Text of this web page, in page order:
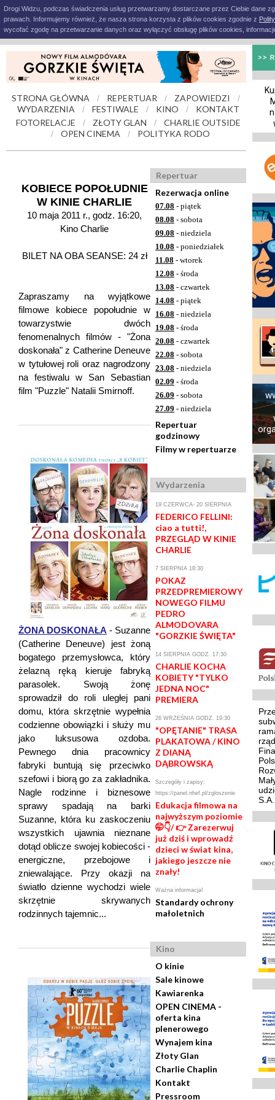
Drogi Widzu, podczas świadczenia usług przetwarzamy dostarczane przez Ciebie dane
prawach. Informujemy również, że nasza strona korzysta z plików cookies zgodnie z
wycofać zgodę na przetwarzanie danych oraz wyłączyć obsługę plików cookies,
STRONA GŁÓWNA / REPERTUAR / ZAPOWIEDZI /
WYDARZENIA / FESTIWALE / KINO /
KONTAKT
FOTORELACJE
/ ZŁOTY GLAN / CHARLIE OUTSIDE
/ OPEN CINEMA / POLITYKA RODO
KOBIECE POPOŁUDNIE
W KINIE CHARLIE
10 maja 2011 r., godz. 16:20,
Kino Charlie
BILET NA OBA SEANSE: 24 zł
Zapraszamy na wyjątkowe
filmowe kobiece popołudnie w
towarzystwie dwóch
fenomenalnych filmów - "Żona
doskonała" z Catherine Deneuve
w tytułowej roli oraz nagrodzony
na festiwalu w San Sebastian
film "Puzzle" Natalii Smirnoff.
ŻONA DOSKONAŁA - Suzanne
(Catherine Deneuve) jest żoną
bogatego przemysłowca, który
żelazną ręką kieruje fabryką
parasolek. Swoją żonę
sprowadził do roli uległej pani
domu, która skrzętnie wypełnia
codzienne obowiązki i służy mu
jako luksusowa ozdoba.
Pewnego dnia pracownicy
fabryki buntują się przeciwko
szefowi i biorą go za zakładnika.
Nagle rodzinne i biznesowe
sprawy spadają na barki
Suzanne, która ku zaskoczeniu
wszystkich ujawnia nieznane
dotąd oblicze swojej kobiecości -
energiczne, przebojowe i
zniewalające. Przy okazji na
światło dzienne wychodzi wiele
skrzętnie skrywanych
rodzinnych tajemnic...
Repertuar
Rezerwacja online
07.08 - piątek
08.08 - sobota
09.08 - niedziela
10.08 - poniedziałek
11.08 - wtorek
12.08 - środa
13.08 - czwartek
14.08 - piątek
16.08 - niedziela
19.08 - środa
20.08 - czwartek
22.08 - sobota
23.08 - niedziela
02.09 - środa
26.09 - sobota
27.09 - niedziela
Repertuar
godzinowy
Filmy w repertuarze
Wydarzenia
19 CZERWCA- 20 SIERPNIA
FEDERICO FELLINI:
ciao a tutti!,
PRZEGLĄD W KINIE
CHARLIE
7 SIERPNIA 18:30
POKAZ
PRZEDPREMIEROWY
NOWEGO FILMU
PEDRO
ALMODOVARA
"GORZKIE ŚWIĘTA"
14 SIERPNIA GODZ. 17:30
CHARLIE KOCHA
KOBIETY "TYLKO
JEDNA NOC"
PREMIERA
26 WRZEŚNIA GODZ. 19:30
"OPĘTANIE" TRASA
PLAKATOWA / KINO
Z DIANĄ
DĄBROWSKĄ
Szczegóły i zapisy:
https://panel.nhef.pl/zgloszenie
Edukacja filmowa na
najwyższym poziomie
🤭👇/ 👉 Zarezerwuj
już dziś i wprowadź
dzieci w świat kina,
jakiego jeszcze nie
znały!
Ważna informacja!
Standardy ochrony
małoletnich
Kino
O kinie
Sale kinowe
Kawiarenka
OPEN CINEMA -
oferta kina
plenerowego
Wynajem kina
Złoty Glan
Charlie Chaplin
Kontakt
Pressroom
S.A.